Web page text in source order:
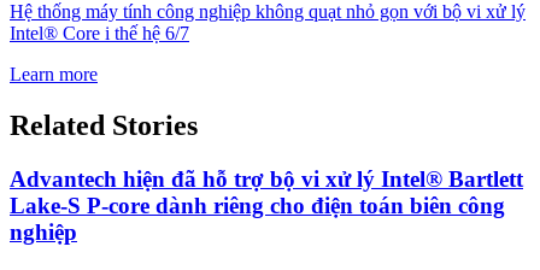
Hệ thống máy tính công nghiệp không quạt nhỏ gọn với bộ vi xử lý
Intel® Core i thế hệ 6/7
Learn more
Related Stories
Advantech hiện đã hỗ trợ bộ vi xử lý Intel® Bartlett
Lake-S P-core dành riêng cho điện toán biên công
nghiệp